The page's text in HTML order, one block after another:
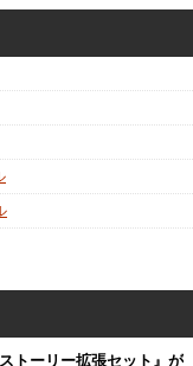
トーリー拡張セット』が